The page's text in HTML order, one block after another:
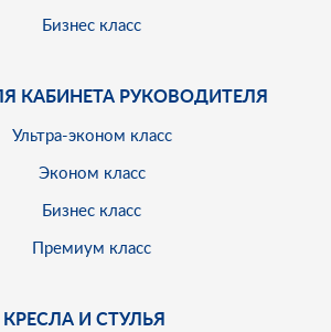
Бизнес класс
КАБИНЕТА РУКОВОДИТЕЛЯ
Ультра-эконом класс
Эконом класс
Бизнес класс
Премиум класс
КРЕСЛА И СТУЛЬЯ